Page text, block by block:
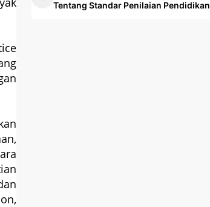
Tentang Standar Penilaian Pendidikan